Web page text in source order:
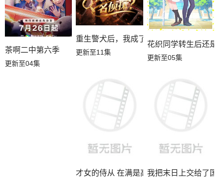
茶啊二中第六季
更新至04集
重生警犬后，我成了名侦探？
更新至11集
花织同学转生后还
更新至05集
才女的侍从 在满是高岭之花的贵族学校
我把末日上交给了国